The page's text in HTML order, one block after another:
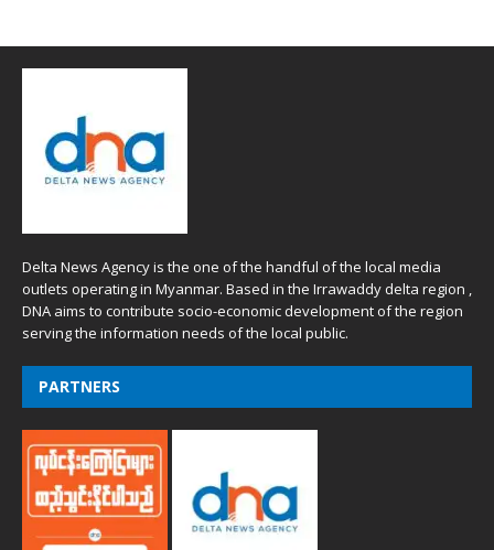
Delta News Agency is the one of the handful of the local media
outlets operating in Myanmar. Based in the Irrawaddy delta region ,
DNA aims to contribute socio-economic development of the region
serving the information needs of the local public.
PARTNERS